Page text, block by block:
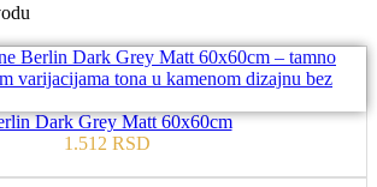
Dark Grey Matt 60x60cm
1.512 RSD